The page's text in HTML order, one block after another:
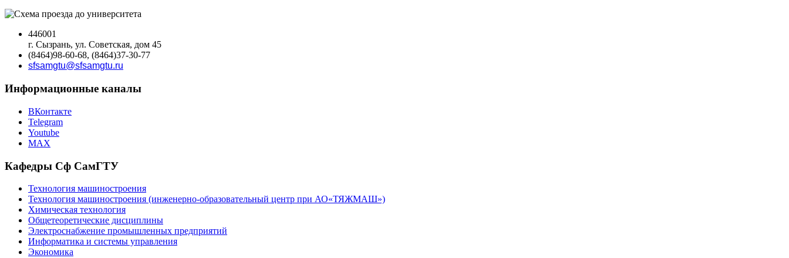
446001
г. Сызрань, ул. Советская, дом 45
(8464)98-60-68, (8464)37-30-77
sfsamgtu@sfsamgtu.ru
Информационные каналы
ВКонтакте
Telegram
Youtube
MAX
Кафедры Сф СамГТУ
Технология машиностроения
Технология машиностроения (инженерно-образовательный центр при АО«ТЯЖМАШ»)
Химическая технология
Общетеоретические дисциплины
Электроснабжение промышленных предприятий
Информатика и системы управления
Экономика